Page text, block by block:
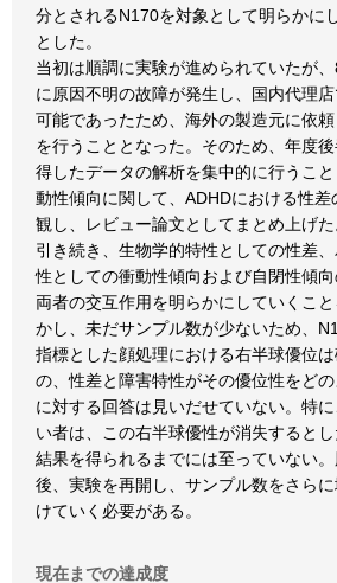
分とされるN170を対象として明らかに
とした。
当初は順調に実験が進められていたが
に原因不明の故障が発生し、国内代理
可能であったため、海外の製造元に依
を行うこととなった。そのため、年度
得したデータの解析を集中的に行うこ
動性傾向に関して、ADHDにおける性
観し、レビュー論文としてまとめ上げた
引き続き、生物学的特性としての性差
性としての衝動性傾向および自閉性傾
両者の交互作用を明らかにしていくこ
かし、未だサンプル数が少ないため、
指標とした顔処理における右半球優位
の、性差と障害特性がその優位性をど
に対する回答は見いだせていない。特
い者は、この右半球優性が消失すると
結果を得られるまでには至っていない
後、実験を再開し、サンプル数をさら
けていく必要がある。
現在までの達成度